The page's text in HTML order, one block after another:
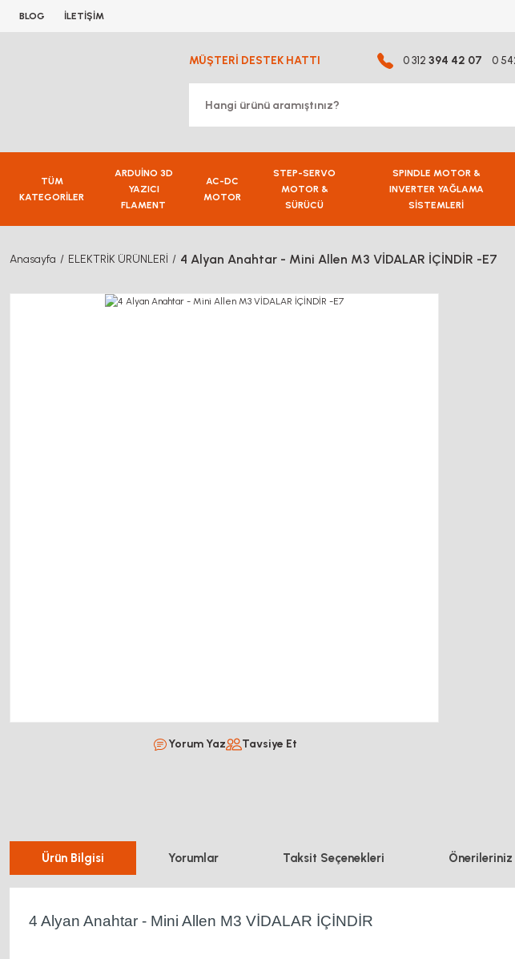
BLOG İLETİŞİM
MÜŞTERİ DESTEK HATTI 0 312 394 42 07 0
TÜM
KATEGORİLER
ARDUİNO 3D
YAZICI
FLAMENT
AC-DC
MOTOR
STEP-SERVO
MOTOR &
SÜRÜCÜ
SPINDLE MOTOR &
INVERTER YAĞLAMA
SİSTEMLERİ
Anasayfa ELEKTRİK ÜRÜNLERİ 4 Alyan Anahtar - Mini Allen M3 VİDALAR İÇİNDİR -E7
Yorum Yaz Tavsiye Et
Ürün Bilgisi Yorumlar Taksit Seçenekleri Önerileriniz
4 Alyan Anahtar - Mini Allen M3 VİDALAR İÇİNDİR